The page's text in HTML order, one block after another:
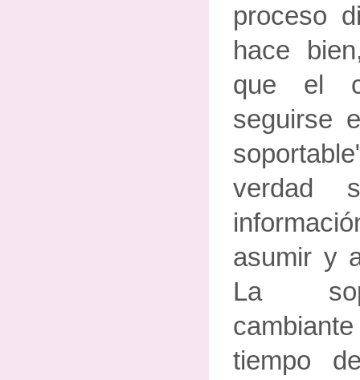
proceso
hace
que el
seguirse
verdad
asumir y
La
tiempo